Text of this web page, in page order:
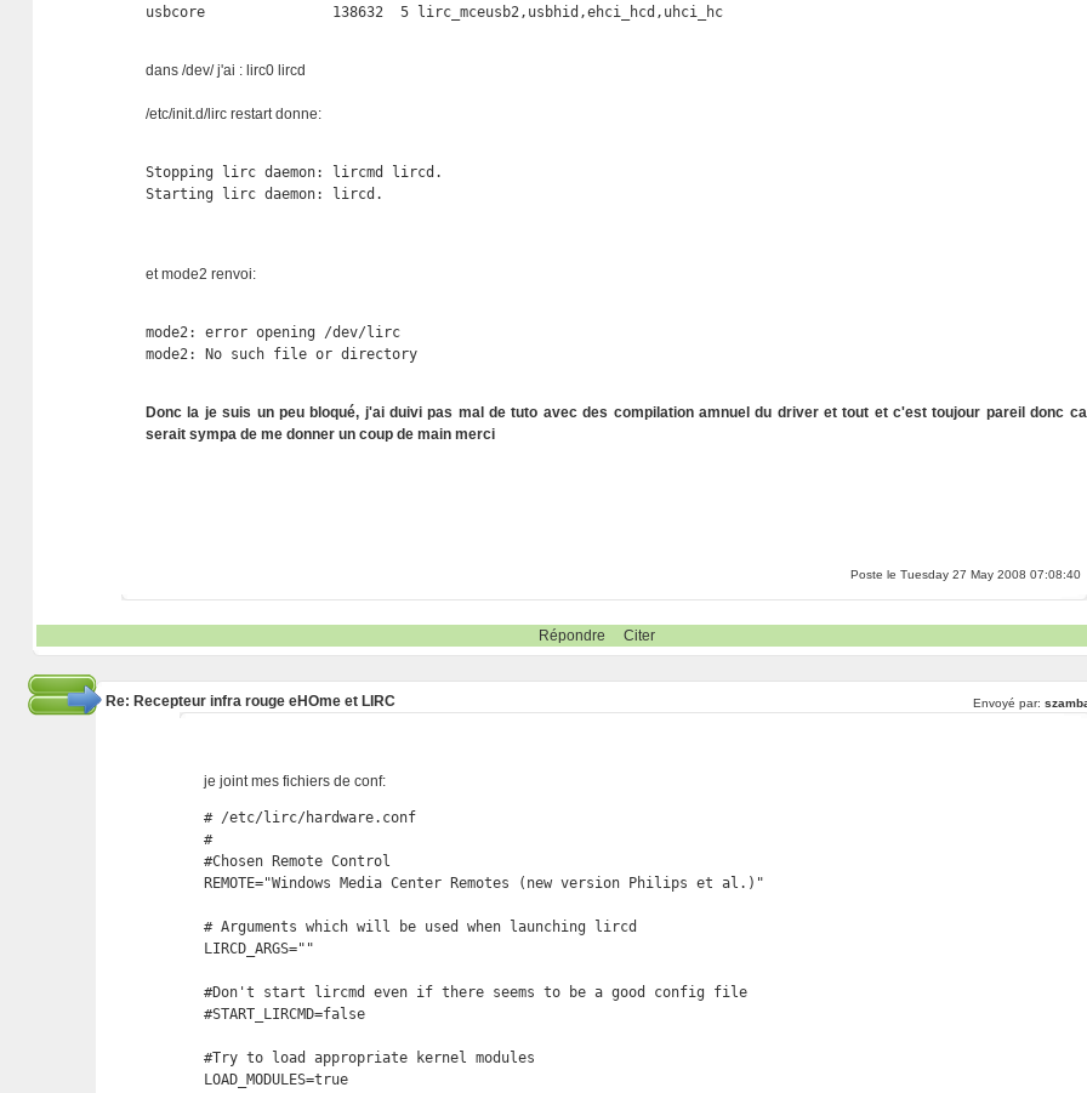
usbcore               138632  5 lirc_mceusb2,usbhid,ehci_hcd,uhci_hc
dans /dev/ j'ai : lirc0 lircd
/etc/init.d/lirc restart donne:
Stopping lirc daemon: lircmd lircd.
Starting lirc daemon: lircd.
et mode2 renvoi:
mode2: error opening /dev/lirc
mode2: No such file or directory
Donc la je suis un peu bloqué, j'ai duivi pas mal de tuto avec des compilation amnuel du driver et tout et c'est toujour pareil donc ca
serait sympa de me donner un coup de main merci
Poste le Tuesday 27 May 2008 07:08:40
Répondre Citer
Re: Recepteur infra rouge eHOme et LIRC Envoyé par:
je joint mes fichiers de conf:
# /etc/lirc/hardware.conf
#
#Chosen Remote Control
REMOTE="Windows Media Center Remotes (new version Philips et al.)"
# Arguments which will be used when launching lircd
LIRCD_ARGS=""
#Don't start lircmd even if there seems to be a good config file
#START_LIRCMD=false
#Try to load appropriate kernel modules
LOAD_MODULES=true